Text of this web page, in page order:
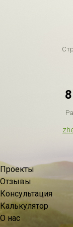
Проекты
Отзывы
Консультация
Калькулятор
О нас